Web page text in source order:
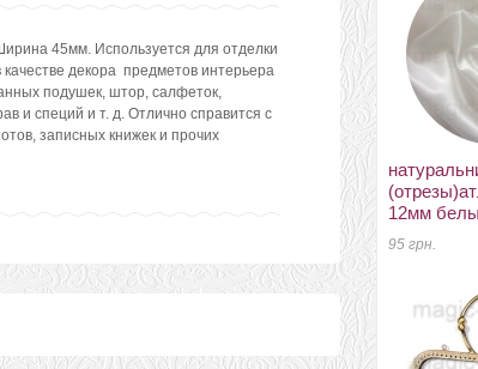
12мм
95 грн.
45мм. Используется для отделки
декора предметов интерьера
подушек, штор, салфеток,
и специй и т. д. Отлично справится с
записных книжек и прочих